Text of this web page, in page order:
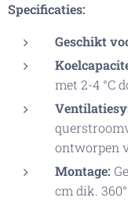
Specificaties:
Geschikt
met 2-4 °C
ontworpen
Montage:
cm dik.